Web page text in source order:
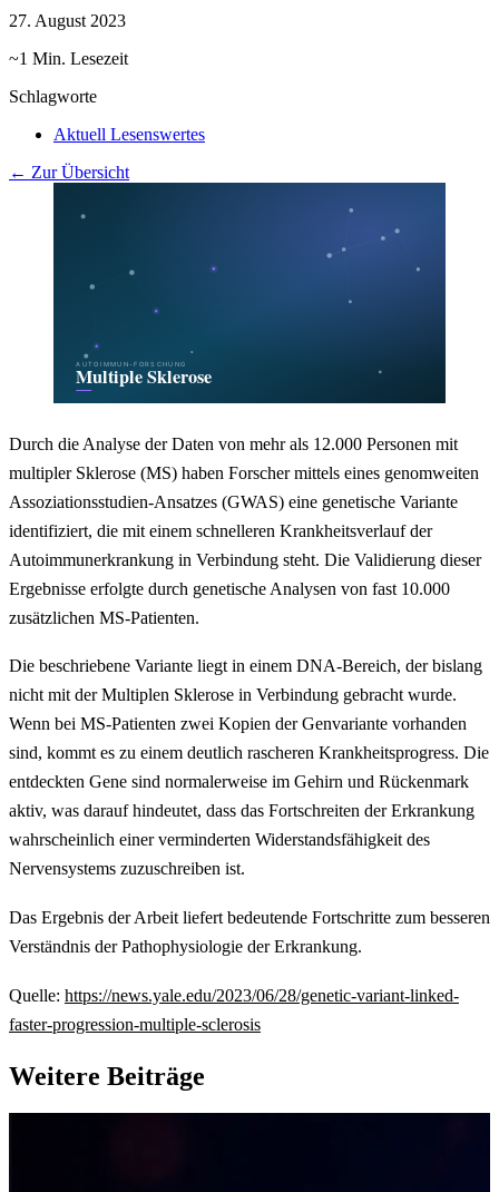
27. August 2023
~1 Min. Lesezeit
Schlagworte
Aktuell Lesenswertes
← Zur Übersicht
Durch die Analyse der Daten von mehr als 12.000 Personen mit
multipler Sklerose (MS) haben Forscher mittels eines genomweiten
Assoziationsstudien-Ansatzes (GWAS) eine genetische Variante
identifiziert, die mit einem schnelleren Krankheitsverlauf der
Autoimmunerkrankung in Verbindung steht. Die Validierung dieser
Ergebnisse erfolgte durch genetische Analysen von fast 10.000
zusätzlichen MS-Patienten.
Die beschriebene Variante liegt in einem DNA-Bereich, der bislang
nicht mit der Multiplen Sklerose in Verbindung gebracht wurde.
Wenn bei MS-Patienten zwei Kopien der Genvariante vorhanden
sind, kommt es zu einem deutlich rascheren Krankheitsprogress. Die
entdeckten Gene sind normalerweise im Gehirn und Rückenmark
aktiv, was darauf hindeutet, dass das Fortschreiten der Erkrankung
wahrscheinlich einer verminderten Widerstandsfähigkeit des
Nervensystems zuzuschreiben ist.
Das Ergebnis der Arbeit liefert bedeutende Fortschritte zum besseren
Verständnis der Pathophysiologie der Erkrankung.
Quelle: https://news.yale.edu/2023/06/28/genetic-variant-linked-
faster-progression-multiple-sclerosis
Weitere Beiträge